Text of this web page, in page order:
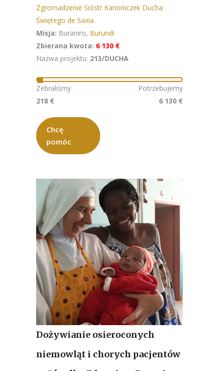
Zgromadzenie Sióstr Kanoniczek Ducha
Świętego de Saxia
Misja: Buraniro, Burundi
Zbierana kwota: 6 130 €
Nazwa projektu: 213/DUCHA
Chcę
pomóc
Zebraliśmy
218 €
Potrzebujemy
6 130 €
Dożywianie osieroconych
niemowląt i chorych pacjentów